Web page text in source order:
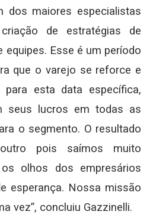
dos maiores especialistas
de estratégias de
equipes. Esse é um período
que o varejo se reforce e
esta data específica,
seus lucros em todas as
o segmento. O resultado
pois saímos muito
olhos dos empresários
esperança. Nossa missão
vez”, concluiu Gazzinelli.